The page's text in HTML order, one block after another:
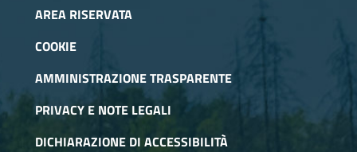
AREA RISERVATA
COOKIE
AMMINISTRAZIONE TRASPARENTE
PRIVACY E NOTE LEGALI
DICHIARAZIONE DI ACCESSIBILITÀ